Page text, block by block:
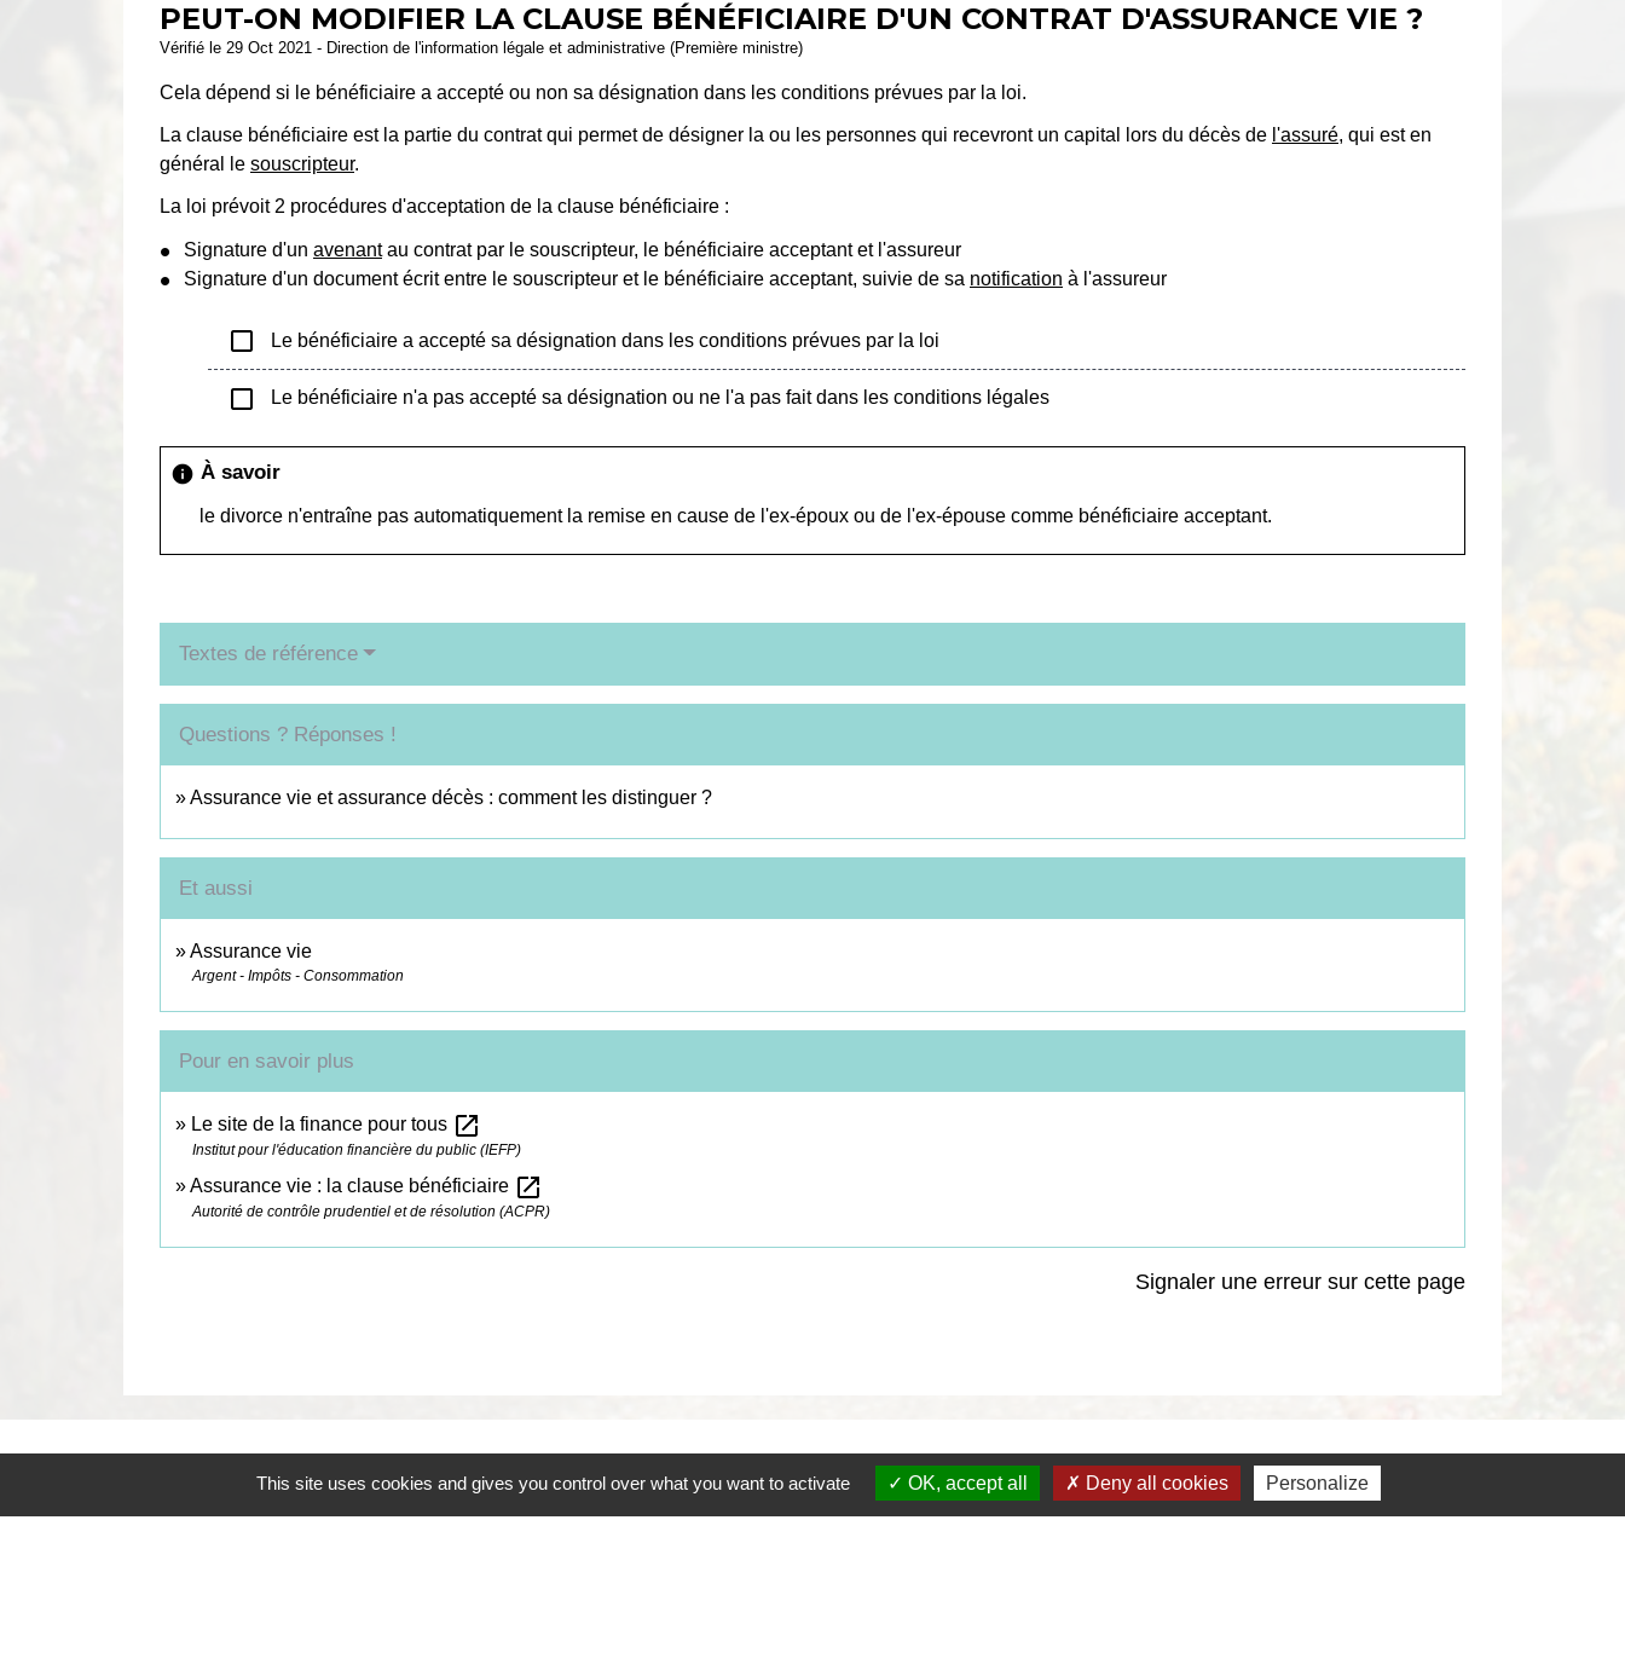
PEUT-ON MODIFIER LA CLAUSE BÉNÉFICIAIRE D'UN CONTRAT D'ASSURANCE VIE ?
Vérifié le 29 Oct 2021 - Direction de l'information légale et administrative (Première ministre)
Cela dépend si le bénéficiaire a accepté ou non sa désignation dans les conditions prévues par la loi.
La clause bénéficiaire est la partie du contrat qui permet de désigner la ou les personnes qui recevront un capital lors du décès de l'assuré, qui est en
général le souscripteur.
La loi prévoit 2 procédures d'acceptation de la clause bénéficiaire :
Signature d'un avenantau contrat par le souscripteur, le bénéficiaire acceptant et l'assureur
Signature d'un document écrit entre le souscripteur et le bénéficiaire acceptant, suivie de sa notification à l'assureur
check_box_outline_blank Le bénéficiaire a accepté sa désignation dans les conditions prévues par la loi
check_box_outline_blank Le bénéficiaire n'a pas accepté sa désignation ou ne l'a pas fait dans les conditions légales
info À savoir
le divorce n'entraîne pas automatiquement la remise en cause de l'ex-époux ou de l'ex-épouse comme bénéficiaire acceptant.
Textes de référence
Questions ? Réponses !
Assurance vie et assurance décès : comment les distinguer ?
Et aussi
Assurance vie
Argent - Impôts - Consommation
Pour en savoir plus
Le site de la finance pour tous open_in_new
Institut pour l'éducation financière du public (IEFP)
Assurance vie : la clause bénéficiaire open_in_new
Autorité de contrôle prudentiel et de résolution (ACPR)
Signaler une erreur sur cette page
ContactsThis site uses cookies and gives you control over what you want to activate OK, accept all Deny all cookies Personalize